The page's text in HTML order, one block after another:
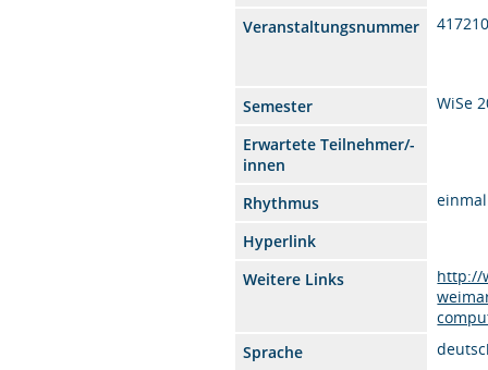
Veranstaltungsnummer
Semester
WiSe
Erwartete Teilnehmer/-
innen
Rhythmus
Hyperlink
Weitere Links
http://
Sprache